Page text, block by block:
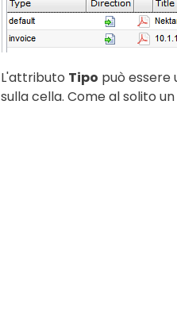
L'attributo Tipo può essere
sulla cella. Come al solito